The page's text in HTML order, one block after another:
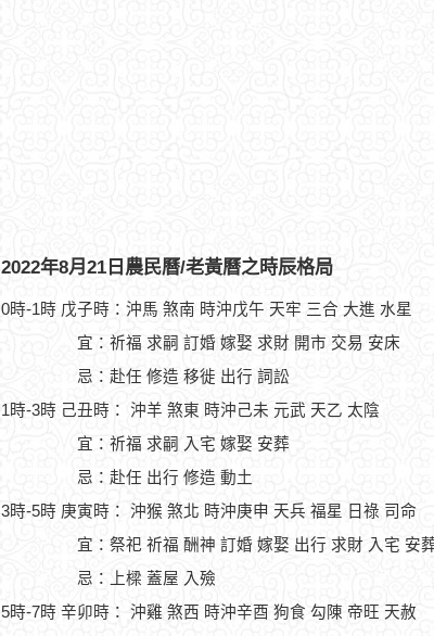
2022年8月21日農民曆/老黃曆之時辰格局
0時-1時 戊子時：沖馬 煞南 時沖戊午 天牢 三合 大進 水星
宜：祈福 求嗣 訂婚 嫁娶 求財 開市 交易 安床
忌：赴任 修造 移徙 出行 詞訟
1時-3時 己丑時： 沖羊 煞東 時沖己未 元武 天乙 太陰
宜：祈福 求嗣 入宅 嫁娶 安葬
忌：赴任 出行 修造 動土
3時-5時 庚寅時： 沖猴 煞北 時沖庚申 天兵 福星 日祿 司命
宜：祭祀 祈福 酬神 訂婚 嫁娶 出行 求財 入宅 安
忌：上樑 蓋屋 入殮
5時-7時 辛卯時： 沖雞 煞西 時沖辛酉 狗食 勾陳 帝旺 天赦